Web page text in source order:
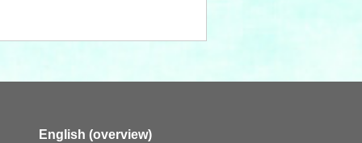
English (overview)